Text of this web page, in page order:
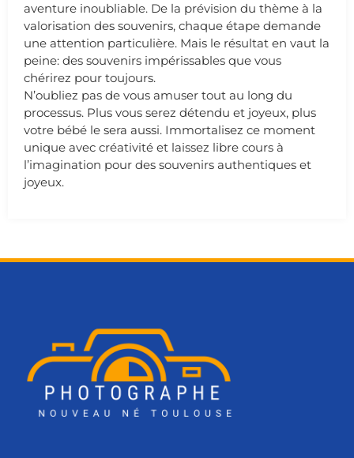
aventure inoubliable. De la prévision du thème à la
valorisation des souvenirs, chaque étape demande
une attention particulière. Mais le résultat en vaut la
peine: des souvenirs impérissables que vous
chérirez pour toujours.
N’oubliez pas de vous amuser tout au long du
processus. Plus vous serez détendu et joyeux, plus
votre bébé le sera aussi. Immortalisez ce moment
unique avec créativité et laissez libre cours à
l’imagination pour des souvenirs authentiques et
joyeux.